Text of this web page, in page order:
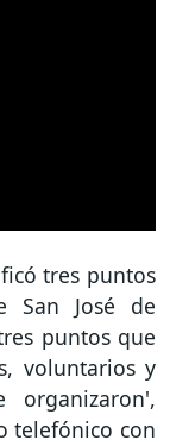
tres puntos
San José de
puntos que
voluntarios y
organizaron',
telefónico con